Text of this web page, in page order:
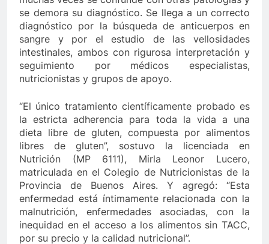
se demora su diagnóstico. Se llega a un correcto
diagnóstico por la búsqueda de anticuerpos en
sangre y por el estudio de las vellosidades
intestinales, ambos con rigurosa interpretación y
seguimiento por médicos especialistas,
nutricionistas y grupos de apoyo.
“El único tratamiento científicamente probado es
la estricta adherencia para toda la vida a una
dieta libre de gluten, compuesta por alimentos
libres de gluten”, sostuvo la licenciada en
Nutrición (MP 6111), Mirla Leonor Lucero,
matriculada en el Colegio de Nutricionistas de la
Provincia de Buenos Aires. Y agregó: “Esta
enfermedad está íntimamente relacionada con la
malnutrición, enfermedades asociadas, con la
inequidad en el acceso a los alimentos sin TACC,
por su precio y la calidad nutricional”.